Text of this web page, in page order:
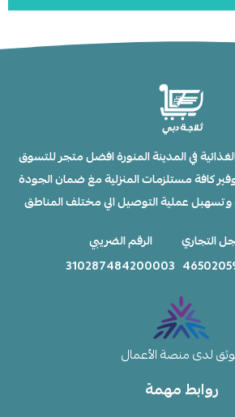
روابط مهمة
في المدينة المنورة افضل متجر للتسوق
كافة مستلزمات المنزلية مغ ضمان الجودة
وتسهبل عملية التوصيل الي مختلف المناطق
التجاري
الرقم الضريبي
310287484200003
لدى منصة الأعمال